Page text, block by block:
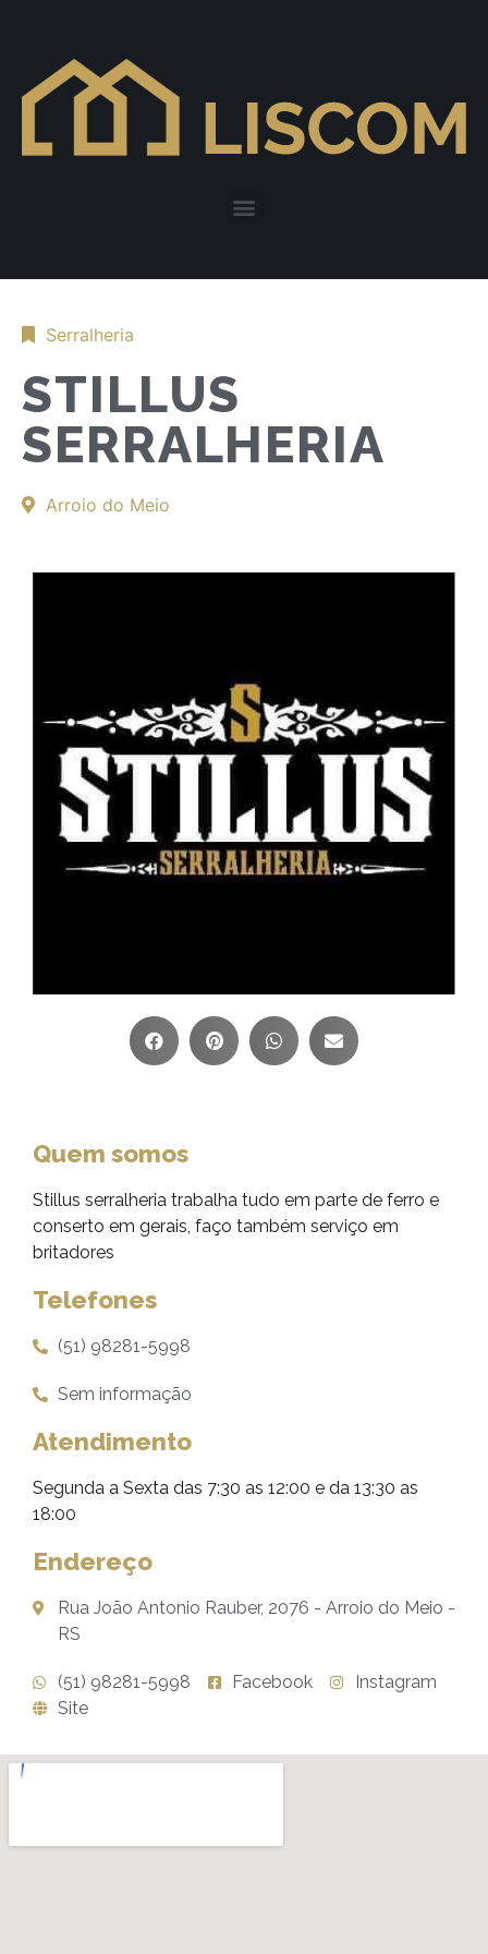
Serralheria
STILLUS
SERRALHERIA
Arroio do Meio
Quem somos
Stillus serralheria trabalha tudo em parte de ferro e
conserto em gerais, faço também serviço em
britadores
Telefones
(51) 98281-5998
Sem informação
Atendimento
Segunda a Sexta das 7:30 as 12:00 e da 13:30 as
18:00
Endereço
Rua João Antonio Rauber, 2076 - Arroio do Meio -
RS
(51) 98281-5998 Facebook
Instagram
Site